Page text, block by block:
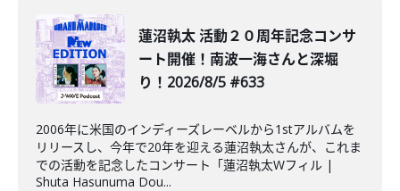
蓮沼執太 活動２０周年記念コンサ
ート開催！南波一海さんと深堀
り！2026/8/5 #633
2006年に米国のインディーズレーベルから1stアルバムを
リリースし、今年で20年を迎える蓮沼執太さんが、これま
での活動を記念したコンサート「蓮沼執太Wフィル |
Shuta Hasunuma Dou...